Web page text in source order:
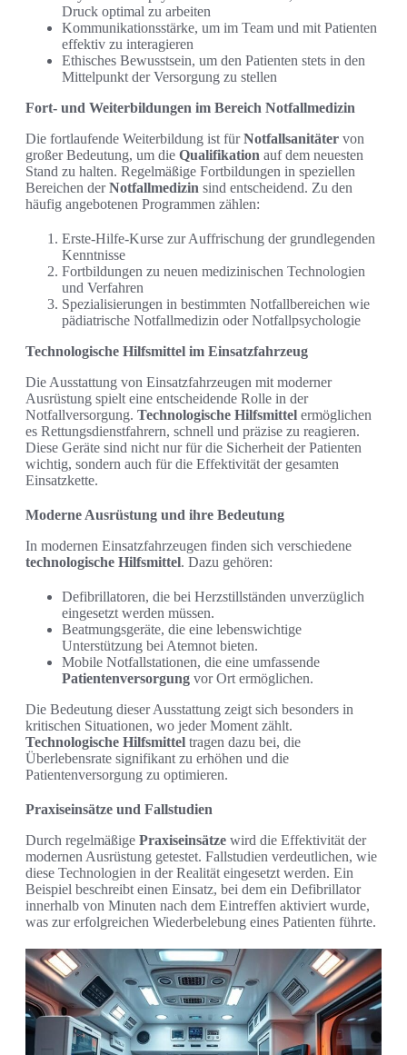
Druck optimal zu arbeiten
Kommunikationsstärke, um im Team und mit Patienten
effektiv zu interagieren
Ethisches Bewusstsein, um den Patienten stets in den
Mittelpunkt der Versorgung zu stellen
Fort- und Weiterbildungen im Bereich Notfallmedizin
Die fortlaufende Weiterbildung ist fürNotfallsanitäter von
großer Bedeutung, um die Qualifikation auf dem neuesten
Stand zu halten. Regelmäßige Fortbildungen in speziellen
Bereichen derNotfallmedizin sind entscheidend. Zu den
häufig angebotenen Programmen zählen:
Erste-Hilfe-Kurse zur Auffrischung der grundlegenden
Kenntnisse
Fortbildungen zu neuen medizinischen Technologien
und Verfahren
Spezialisierungen in bestimmten Notfallbereichen wie
pädiatrische Notfallmedizin oder Notfallpsychologie
Technologische Hilfsmittel im Einsatzfahrzeug
Die Ausstattung von Einsatzfahrzeugen mit moderner
Ausrüstung spielt eine entscheidende Rolle in der
Notfallversorgung. Technologische Hilfsmittel ermöglichen
es Rettungsdienstfahrern, schnell und präzise zu reagieren.
Diese Geräte sind nicht nur für die Sicherheit der Patienten
wichtig, sondern auch für die Effektivität der gesamten
Einsatzkette.
Moderne Ausrüstung und ihre Bedeutung
In modernen Einsatzfahrzeugen finden sich verschiedene
technologische Hilfsmittel. Dazu gehören:
Defibrillatoren, die bei Herzstillständen unverzüglich
eingesetzt werden müssen.
Beatmungsgeräte, die eine lebenswichtige
Unterstützung bei Atemnot bieten.
Mobile Notfallstationen, die eine umfassende
Patientenversorgung vor Ort ermöglichen.
Die Bedeutung dieser Ausstattung zeigt sich besonders in
kritischen Situationen, wo jeder Moment zählt.
Technologische Hilfsmittel tragen dazu bei, die
Überlebensrate signifikant zu erhöhen und die
Patientenversorgung zu optimieren.
Praxiseinsätze und Fallstudien
Durch regelmäßige Praxiseinsätze wird die Effektivität der
modernen Ausrüstung getestet. Fallstudien verdeutlichen, wie
diese Technologien in der Realität eingesetzt werden. Ein
Beispiel beschreibt einen Einsatz, bei dem ein Defibrillator
innerhalb von Minuten nach dem Eintreffen aktiviert wurde,
was zur erfolgreichen Wiederbelebung eines Patienten führte.